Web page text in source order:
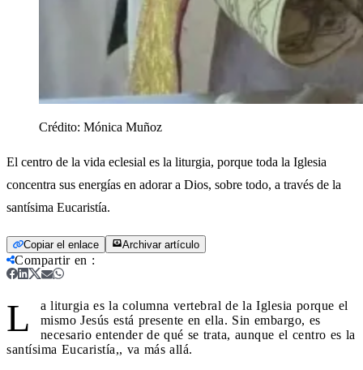
Crédito: Mónica Muñoz
El centro de la vida eclesial es la liturgia, porque toda la Iglesia
concentra sus energías en adorar a Dios, sobre todo, a través de la
santísima Eucaristía.
Copiar el enlace Archivar artículo
Compartir en :
L
a liturgia es la columna vertebral de la Iglesia porque el
mismo Jesús está presente en ella. Sin embargo, es
necesario entender de qué se trata, aunque el centro es la
santísima Eucaristía,, va más allá.